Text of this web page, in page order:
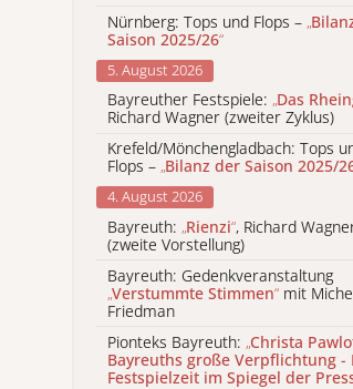
Nürnberg: Tops und Flops – „
Saison 2025/26“
5. August 2026
Bayreuther Festspiele: „Das
Richard Wagner (zweiter Zyklus)
Krefeld/Mönchengladbach: Tops
Flops – „Bilanz der Saison 2025/
4. August 2026
Bayreuth: „Rienzi“, Richard
(zweite Vorstellung)
Bayreuth: Gedenkveranstaltung
„Verstummte Stimmen“ mit
Friedman
Pionteks Bayreuth: „Christa
Bayreuths große Verpflichtung -
Festspielzeit im Spiegel der